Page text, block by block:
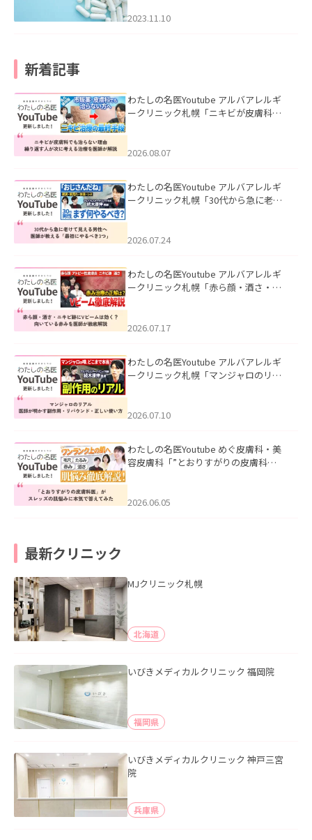
2023.11.10
新着記事
わたしの名医Youtube アルバアレルギ
ークリニック札幌「ニキビが皮膚科で
ました。
2026.08.07
わたしの名医Youtube アルバアレルギ
ークリニック札幌「30代から急に老け
た。
2026.07.24
わたしの名医Youtube アルバアレルギ
ークリニック札幌「赤ら顔・酒さ・ニ
した。
2026.07.17
わたしの名医Youtube アルバアレルギ
ークリニック札幌「マンジャロのリア
た。
2026.07.10
わたしの名医Youtube めぐ皮膚科・美
容皮膚科「”とおりすがりの皮膚科
2026.06.05
最新クリニック
MJクリニック札幌
北海道
いびきメディカルクリニック 福岡院
福岡県
いびきメディカルクリニック 神戸三宮
院
兵庫県